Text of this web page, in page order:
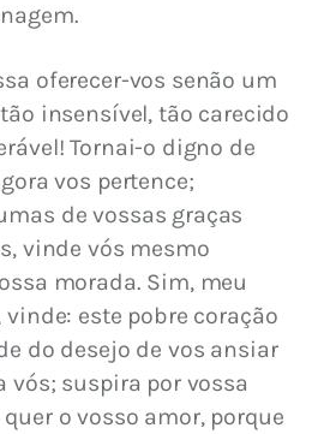
oferecer-vos senão um
insensível, tão carecido
Tornai-o digno de
vos pertence;
de vossas graças
vinde vós mesmo
morada. Sim, meu
vinde: este pobre coração
do desejo de vos ansiar
vós; suspira por vossa
o vosso amor, porque